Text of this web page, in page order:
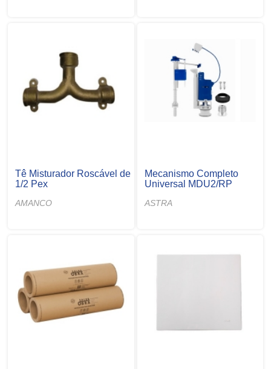
Tê Misturador Roscável de
1/2 Pex
AMANCO
Mecanismo Completo
Universal MDU2/RP
ASTRA